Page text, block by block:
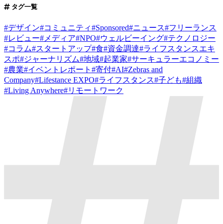
タグ一覧
#デザイン#コミュニティ#Sponsored#ニュース#フリーランス
#レビュー# メディア#NPO#ウェルビーイング#テクノロジー
#コラム#スタートアップ#食#資金調達#ライフスタンスエキ
スポ#ジャーナリズム#地域#起業家#サーキュラーエコノミー
#農業#イベントレポート #寄付#AI#Zebras and
Company#Lifestance EXPO#ライフスタンス#子ども#組織
#Living Anywhere#リモートワーク